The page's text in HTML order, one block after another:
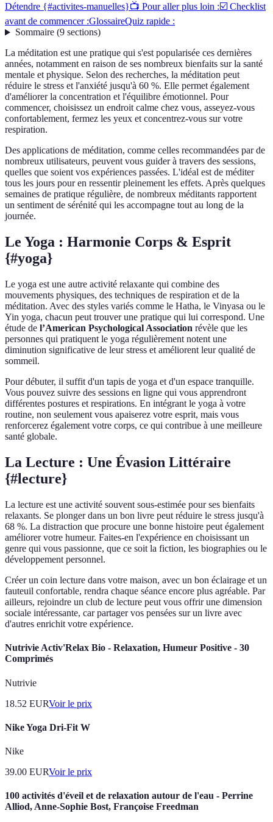
Détendre {#activites-manuelles}📺 Pour aller plus loin :☑️ Checklist
avant de commencer :GlossaireQuiz rapide :
Sommaire(9 sections)
La méditation est une pratique qui s'est popularisée ces dernières
années, notamment en raison de ses nombreux bienfaits sur la santé
mentale et physique. Selon des recherches, la méditation peut
réduire le stress et l'anxiété jusqu'à 60 %. Elle permet également
d'améliorer la concentration et l'équilibre émotionnel. Pour
commencer, choisissez un endroit calme chez vous, asseyez-vous
confortablement, fermez les yeux et concentrez-vous sur votre
respiration.
Des applications de méditation, comme celles recommandées par de
nombreux utilisateurs, peuvent vous guider à travers des sessions,
quelles que soient vos expériences passées. L'idéal est de méditer
tous les jours pour en ressentir pleinement les effets. Après quelques
semaines de pratique régulière, de nombreux méditants rapportent
un sentiment de sérénité qui les accompagne tout au long de la
journée.
Le Yoga : Harmonie Corps & Esprit
{#yoga}
Le yoga est une autre activité relaxante qui combine des
mouvements physiques, des techniques de respiration et de la
méditation. Avec des styles variés comme le Hatha, le Vinyasa ou le
Yin yoga, chacun peut trouver une pratique qui lui correspond. Une
étude de l’American Psychological Association révèle que les
personnes qui pratiquent le yoga régulièrement notent une
diminution significative de leur stress et améliorent leur qualité de
sommeil.
Pour débuter, il suffit d'un tapis de yoga et d'un espace tranquille.
Vous pouvez suivre des sessions en ligne qui vous apprendront
différentes postures et respirations. En intégrant le yoga à votre
routine, non seulement vous apaiserez votre esprit, mais vous
renforcerez également votre corps, ce qui contribue à une meilleure
santé globale.
La Lecture : Une Évasion Littéraire
{#lecture}
La lecture est une activité souvent sous-estimée pour ses bienfaits
relaxants. Se plonger dans un bon livre peut réduire le stress jusqu'à
68 %. La distraction que procure une bonne histoire peut également
améliorer votre humeur. Faites-en l'expérience en choisissant un
genre qui vous passionne, que ce soit la fiction, les biographies ou le
développement personnel.
Créer un coin lecture dans votre maison, avec un bon éclairage et un
fauteuil confortable, rendra chaque séance encore plus agréable. Par
ailleurs, rejoindre un club de lecture peut vous offrir une dimension
sociale intéressante, car partager vos pensées sur un livre avec
d'autres enrichit votre expérience.
Nutrivie Activ'Relax Bio - Relaxation, Humeur Positive - 30
Comprimés
Nutrivie
18.52 EURVoir le prix
Nike Yoga Dri-Fit W
Nike
39.00 EURVoir le prix
100 activités d'éveil et de relaxation autour de l'eau - Perrine
Alliod, Anne-Sophie Bost, Françoise Freedman